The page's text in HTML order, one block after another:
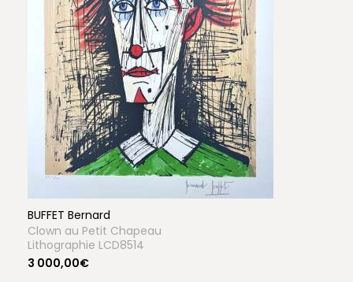
BUFFET Bernard
Clown au Petit Chapeau
Lithographie LCD8514
3 000,00€